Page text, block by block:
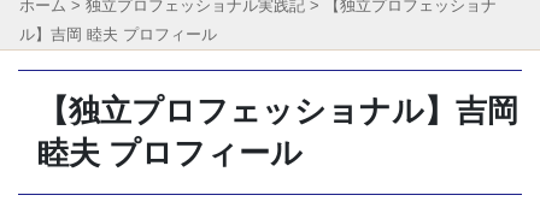
ホーム > 独立プロフェッショナル実践記 >
【独立プロフェッショナ
ル】吉岡 睦夫 プロフィール
【独立プロフェッショナル】吉岡
睦夫 プロフィール